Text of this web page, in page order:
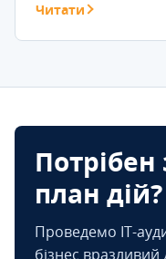
Читати
план дій?
Проведемо IT-
бізнес